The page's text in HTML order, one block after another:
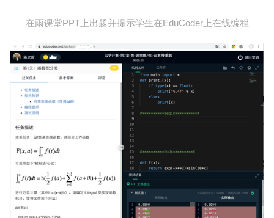
在雨课堂PPT上出题并提示学生在EduCoder上在线编程